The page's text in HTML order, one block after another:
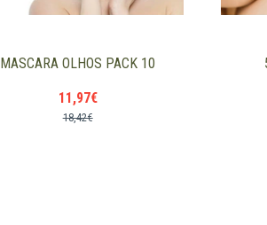
MASCARA OLHOS PACK 10
11,97€
18,42€